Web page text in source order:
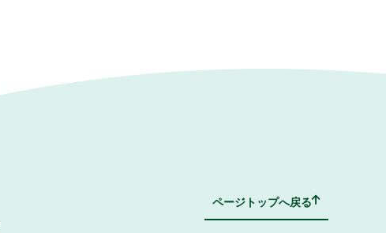
ページトップへ戻る